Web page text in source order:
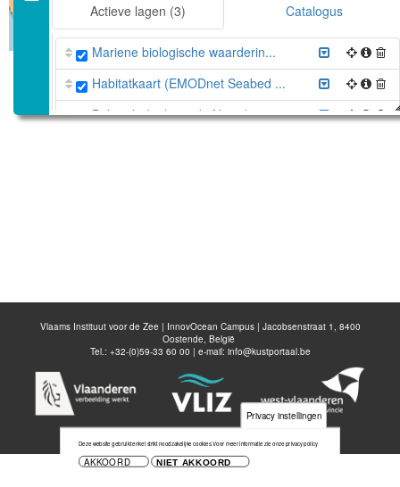
Actieve lagen (3) Catalogus
Mariene biologische waarderin...
Habitatkaart (EMODnet Seabed ...
Belgisch deel van de Noordzee
© OpenStreetMap contributors.
Vlaams Instituut voor de Zee | InnovOcean Campus | Jacobsenstraat 1, 8400
Oostende, België
Tel.: +32-(0)59-33 60 00 | e-mail: info@kustportaal.be
Privacy instellingen
Deze website gebruikt enkel strikt noodzakelijke cookies.Voor meer informatie zie onze privacy policy
AKKOORD NIET AKKOORD